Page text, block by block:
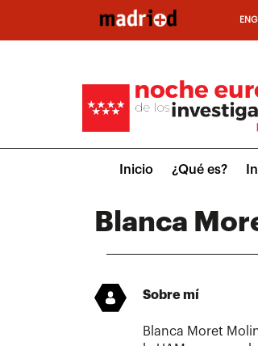
contenido
menuInicio ¿Qué es?
Blanca
Sobre mí
Blanca Moret